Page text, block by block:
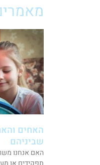
האחים
שביניהם
האם אנחנו